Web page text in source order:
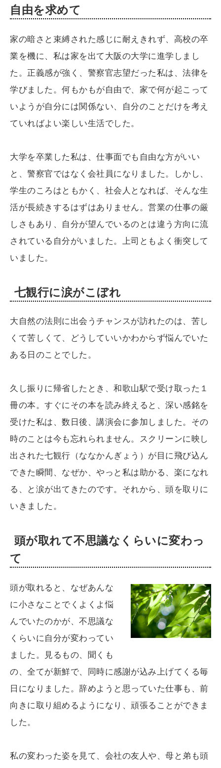
自由を求めて
家の暗さと束縛された感じに耐えきれず、高校の卒
業を機に、私は家を出て大阪の大学に進学しまし
た。正義感が強く、警察官志望だった私は、法律を
学びました。何もかもが自由で、家で何が起こって
いようが自分には関係ない、自分のことだけを考え
ていればよい楽しい生活でした。
大学を卒業した私は、仕事面でも自由な方がいい
と、警察官ではなく会社員になりました。しかし、
学生のころはともかく、社会人となれば、そんな生
活が長続きするはずはありません。営業の仕事の厳
しさもあり、自分が望んでいるのとは違う方向に流
されている自分がいました。上司ともよく衝突して
いました。
七観行に涙がこぼれ
大自然の法則に出会うチャンスが訪れたのは、苦し
くて苦しくて、どうしていいかわからず悩んでいた
ある日のことでした。
久し振りに帰省したとき、和歌山駅で受け取った１
冊の本。すぐにその本を読み終えると、深い感銘を
受けた私は、数日後、講演会に参加しました。その
時のことは今も忘れられません。スクリーンに映し
出された七観行（ななかんぎょう）が目に飛び込ん
できた瞬間、なぜか、やっと私は助かる、楽になれ
る、と涙が出てきたのです。それから、頭を取りに
いきました。
頭が取れて不思議なくらいに変わっ
て
頭が取れると、なぜあんな
に小さなことでくよくよ悩
んでいたのかが、不思議な
くらいに自分が変わってい
ました。見るもの、聞くも
の、全てが新鮮で、同時に感謝が込み上げてくる毎
日になりました。辞めようと思っていた仕事も、前
向きに取り組めるようになり、頑張ることができま
した。
私の変わった姿を見て、会社の友人や、母と弟も頭